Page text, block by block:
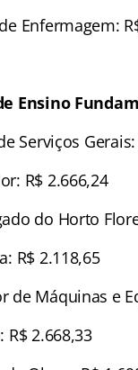
Enfermagem:
Ensino
Serviços
R$ 2.666,24
do Horto
R$ 2.118,65
de Máquinas e
R$ 2.668,33